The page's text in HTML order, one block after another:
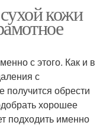
кожи
с этого. Как и в
с
получится обрести
хорошее
подходить именно